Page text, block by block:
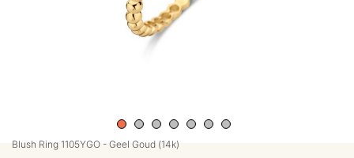
Blush Ring 1105YGO - Geel Goud (14k)